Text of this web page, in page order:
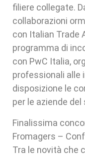
filiere collegate.
collaborazioni
con Italian Trade
programma di
con PwC Italia,
professionali alle
disposizione le
per le aziende
Finalissima
Fromagers –
Tra le novità che